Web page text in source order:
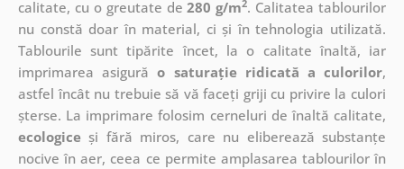
calitate, cu o greutate de280 g/m2. Calitatea tablourilor
nu constă doar în material, ci și în tehnologia utilizată.
Tablourile sunt tipărite încet, la o calitate înaltă, iar
imprimarea asigurăo saturație ridicată a culorilor,
astfel încât nu trebuie să vă faceți griji cu privire la culori
șterse. La imprimare folosim cerneluri de înaltă calitate,
ecologiceși fără miros, care nu eliberează substanțe
nocive în aer, ceea ce permite amplasarea tablourilor în